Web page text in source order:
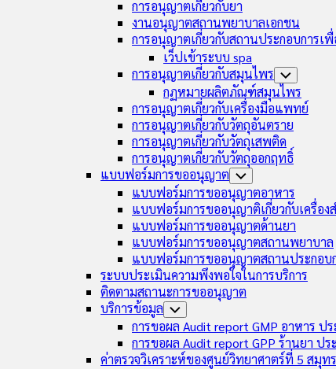
การอนุญาตเกี่ยวกับยา
งานอนุญาตสถานพยาบาลเอกชน
การอนุญาตเกี่ยวกับสถานประกอบการเ
เว็ปเข้าระบบ spa
การอนุญาตเกี่ยวกับสมุนไพร Toggle
Child
Menu
กฏหมายผลิตภัณฑ์สมุนไพร
การอนุญาตเกี่ยวกับเครื่องมือแพทย์
การอนุญาตเกี่ยวกับวัตถุอันตราย
การอนุญาตเกี่ยวกับวัตถุเสพติด
การอนุญาตเกี่ยวกับวัตถุออกฤทธิ์
แบบฟอร์มการขออนุญาต Toggle
Child
Menu
แบบฟอร์มการขออนุญาตอาหาร
แบบฟอร์มการขออนุญาติเกี่ยวกับเครื่อง
แบบฟอร์มการขออนุญาตด้านยา
แบบฟอร์มการขออนุญาตสถานพยาบาล
แบบฟอร์มการขออนุญาตสถานประกอบ
ระบบประเมินความพึงพอใจในการบริการ
ติดตามสถานะการขออนุญาต
บริการข้อมูล Toggle
Child
Menu
การขอผล Audit report GMP อาหาร ป
การขอผล Audit report GPP ร้านยา ปร
ค่าตรวจวิเคราะห์ของศูนย์วิทยาศาตร์ที่ 5 สมุท